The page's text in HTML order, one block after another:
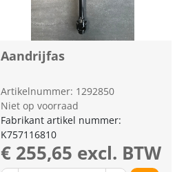
Aandrijfas
Artikelnummer: 1292850
Niet op voorraad
Fabrikant artikel nummer:
K757116810
€ 255,65 excl. BTW